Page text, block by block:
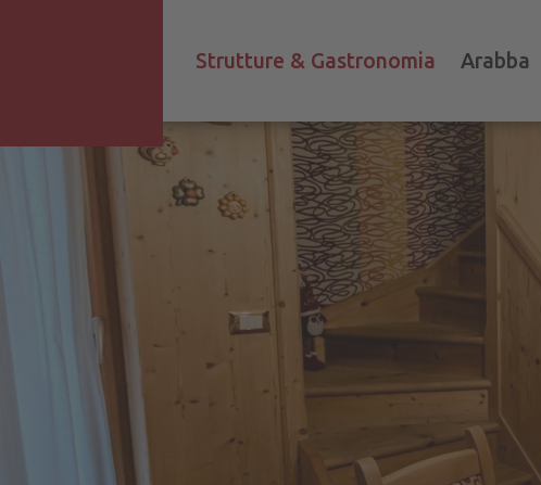
Strutture & Gastronomia Arabba